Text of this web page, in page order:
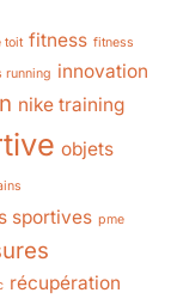
toit fitness fitness
running innovation
nike training
objets
sportives pme
récupération